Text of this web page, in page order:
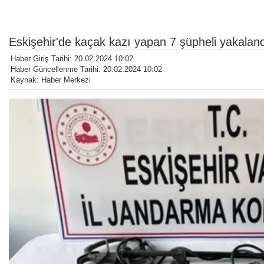
Eskişehir'de kaçak kazı yapan 7 şüpheli
Haber Giriş Tarihi: 20.02.2024 10:02
Haber Güncellenme Tarihi: 20.02.2024 10:02
Kaynak: Haber Merkezi